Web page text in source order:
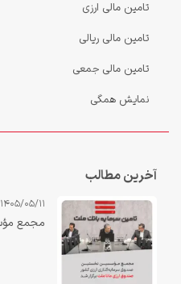
تامین مالی ارزی
تامین مالی ریالی
تامین مالی جمعی
نمایش همگی
آخرین مطالب
1405/05/11